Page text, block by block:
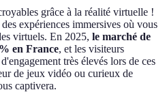
grâce à la réalité virtuelle !
expériences immersives où vous
virtuels. En 2025, le marché de
en France, et les visiteurs
très élevés lors de ces
de jeux vidéo ou curieux de
captivera.